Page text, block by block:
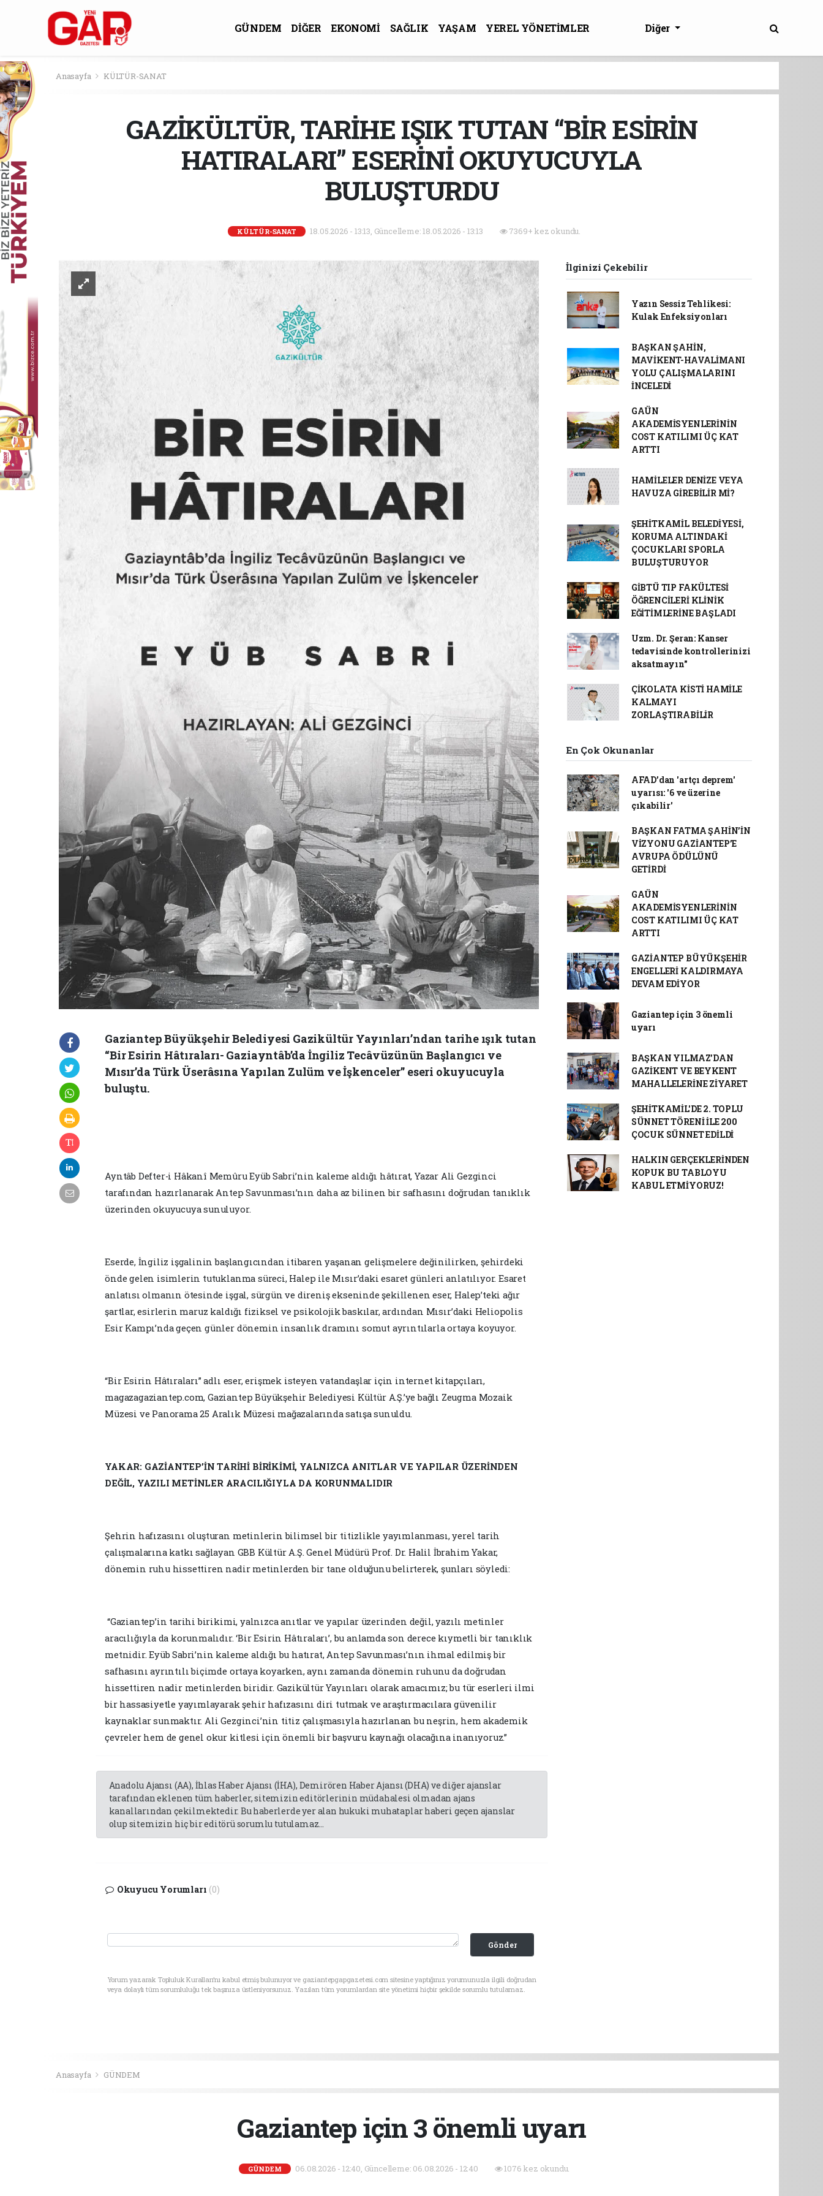
GÜNDEM DİĞER EKONOMİ SAĞLIK YAŞAM
YEREL YÖNETİMLER
Diğer
Anasayfa KÜLTÜR-SANAT
GAZİKÜLTÜR, TARİHE IŞIK TUTAN “BİR ESİRİN
HATIRALARI” ESERİNİ OKUYUCUYLA
BULUŞTURDU
KÜLTÜR-SANAT 18.05.2026 - 13:13, Güncelleme: 18.05.2026 - 13:13 7369+ kez okundu.
Gaziantep Büyükşehir Belediyesi Gazikültür Yayınları’ndan tarihe ışık tutan
“Bir Esirin Hâtıraları- Gaziayntâb’da İngiliz Tecâvüzünün Başlangıcı ve
Mısır’da Türk Üserâsına Yapılan Zulüm ve İşkenceler” eseri okuyucuyla
buluştu.
Ayntâb Defter-i Hâkanî Memûru Eyüb Sabri’nin kaleme aldığı hâtırat, Yazar Ali Gezginci
tarafından hazırlanarak Antep Savunması’nın daha az bilinen bir safhasını doğrudan tanıklık
üzerinden okuyucuya sunuluyor.
Eserde, İngiliz işgalinin başlangıcından itibaren yaşanan gelişmelere değinilirken, şehirdeki
önde gelen isimlerin tutuklanma süreci, Halep ile Mısır’daki esaret günleri anlatılıyor. Esaret
anlatısı olmanın ötesinde işgal, sürgün ve direniş ekseninde şekillenen eser, Halep’teki ağır
şartlar, esirlerin maruz kaldığı fiziksel ve psikolojik baskılar, ardından Mısır’daki Heliopolis
Esir Kampı’nda geçen günler dönemin insanlık dramını somut ayrıntılarla ortaya koyuyor.
“Bir Esirin Hâtıraları” adlı eser, erişmek isteyen vatandaşlar için internet kitapçıları,
magazagaziantep.com, Gaziantep Büyükşehir Belediyesi Kültür A.Ş.’ye bağlı Zeugma Mozaik
Müzesi ve Panorama 25 Aralık Müzesi mağazalarında satışa sunuldu.
YAKAR: GAZİANTEP’İN TARİHİ BİRİKİMİ, YALNIZCA ANITLAR VE YAPILAR ÜZERİNDEN
DEĞİL, YAZILI METİNLER ARACILIĞIYLA DA KORUNMALIDIR
Şehrin hafızasını oluşturan metinlerin bilimsel bir titizlikle yayımlanması, yerel tarih
çalışmalarına katkı sağlayan GBB Kültür A.Ş. Genel Müdürü Prof. Dr. Halil İbrahim Yakar,
dönemin ruhu hissettiren nadir metinlerden bir tane olduğunu belirterek, şunları söyledi:
“Gaziantep’in tarihi birikimi, yalnızca anıtlar ve yapılar üzerinden değil, yazılı metinler
aracılığıyla da korunmalıdır. ‘Bir Esirin Hâtıraları’, bu anlamda son derece kıymetli bir tanıklık
metnidir. Eyüb Sabri’nin kaleme aldığı bu hatırat, Antep Savunması’nın ihmal edilmiş bir
safhasını ayrıntılı biçimde ortaya koyarken, aynı zamanda dönemin ruhunu da doğrudan
hissettiren nadir metinlerden biridir. Gazikültür Yayınları olarak amacımız; bu tür eserleri ilmi
bir hassasiyetle yayımlayarak şehir hafızasını diri tutmak ve araştırmacılara güvenilir
kaynaklar sunmaktır. Ali Gezginci’nin titiz çalışmasıyla hazırlanan bu neşrin, hem akademik
çevreler hem de genel okur kitlesi için önemli bir başvuru kaynağı olacağına inanıyoruz.”
Anadolu Ajansı (AA), İhlas Haber Ajansı (İHA), Demirören Haber Ajansı (DHA) ve diğer ajanslar
tarafından eklenen tüm haberler, sitemizin editörlerinin müdahalesi olmadan ajans
kanallarından çekilmektedir. Bu haberlerde yer alan hukuki muhataplar haberi geçen ajanslar
olup sitemizin hiç bir editörü sorumlu tutulamaz...
Okuyucu Yorumları (0)
Gönder
Yorum yazarak Topluluk Kuralları’nı kabul etmiş bulunuyor ve gaziantepgapgazetesi.com sitesine yaptığınız yorumunuzla ilgili doğrudan
veya dolaylı tüm sorumluluğu tek başınıza üstleniyorsunuz. Yazılan tüm yorumlardan site yönetimi hiçbir şekilde sorumlu tutulamaz.
İlginizi Çekebilir
Yazın Sessiz Tehlikesi:
Kulak Enfeksiyonları
BAŞKAN ŞAHİN,
MAVİKENT-HAVALİMANI
YOLU ÇALIŞMALARINI
İNCELEDİ
GAÜN
AKADEMİSYENLERİNİN
COST KATILIMI ÜÇ KAT
ARTTI
HAMİLELER DENİZE VEYA
HAVUZA GİREBİLİR Mİ?
ŞEHİTKAMİL BELEDİYESİ,
KORUMA ALTINDAKİ
ÇOCUKLARI SPORLA
BULUŞTURUYOR
GİBTÜ TIP FAKÜLTESİ
ÖĞRENCİLERİ KLİNİK
EĞİTİMLERİNE BAŞLADI
Uzm. Dr. Şeran: Kanser
tedavisinde kontrollerinizi
aksatmayın"
ÇİKOLATA KİSTİ HAMİLE
KALMAYI
ZORLAŞTIRABİLİR
En Çok Okunanlar
AFAD’dan 'artçı deprem'
uyarısı: '6 ve üzerine
çıkabilir'
BAŞKAN FATMA ŞAHİN’İN
VİZYONU GAZİANTEP’E
AVRUPA ÖDÜLÜNÜ
GETİRDİ
GAÜN
AKADEMİSYENLERİNİN
COST KATILIMI ÜÇ KAT
ARTTI
GAZİANTEP BÜYÜKŞEHİR
ENGELLERİ KALDIRMAYA
DEVAM EDİYOR
Gaziantep için 3 önemli
uyarı
BAŞKAN YILMAZ’DAN
GAZİKENT VE BEYKENT
MAHALLELERİNE ZİYARET
ŞEHİTKAMİL'DE 2. TOPLU
SÜNNET TÖRENİ İLE 200
ÇOCUK SÜNNET EDİLDİ
HALKIN GERÇEKLERİNDEN
KOPUK BU TABLOYU
KABUL ETMİYORUZ!
Anasayfa GÜNDEM
Gaziantep için 3 önemli uyarı
GÜNDEM 06.08.2026 - 12:40, Güncelleme: 06.08.2026 - 12:40 1076 kez okundu.